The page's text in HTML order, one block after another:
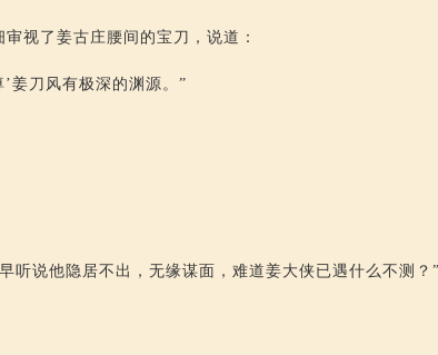
视了姜古庄腰间的宝刀，说道：
姜刀风有极深的渊源。”
听说他隐居不出，无缘谋面，难道姜大侠已遇什么不测？”